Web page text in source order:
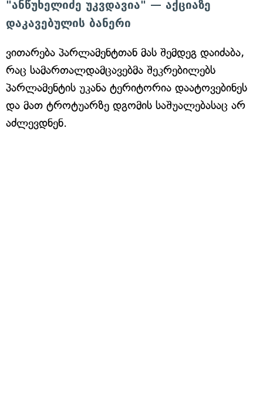
"ანწუხელიძე უკვდავია" — აქციაზე
დაკავებულის ბანერი
ვითარება პარლამენტთან მას შემდეგ დაიძაბა,
რაც სამართალდამცავებმა შეკრებილებს
პარლამენტის უკანა ტერიტორია დაატოვებინეს
და მათ ტროტუარზე დგომის საშუალებასაც არ
აძლევდნენ.